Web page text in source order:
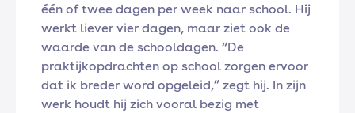
één of twee dagen per week naar school. Hij
werkt liever vier dagen, maar ziet ook de
waarde van de schooldagen. “De
praktijkopdrachten op school zorgen ervoor
dat ik breder word opgeleid,” zegt hij. In zijn
werk houdt hij zich vooral bezig met